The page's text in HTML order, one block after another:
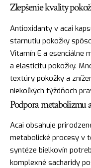
Zlepšenie kvality
Antioxidanty v acai
starnutiu pokožky
Vitamín E a esenciálne
a elasticitu pokožky.
textúry pokožky a
niekoľkých týždňoch
Podpora metabolizmu
Acai obsahuje
metabolické procesy v
syntéze bielkovín
komplexné sacharidy